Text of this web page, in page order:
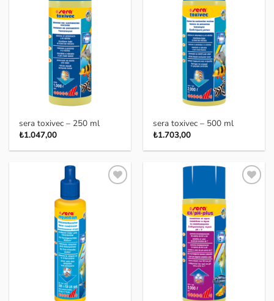
sera toxivec – 250 ml
₺1.047,00
sera toxivec – 500 ml
₺1.703,00